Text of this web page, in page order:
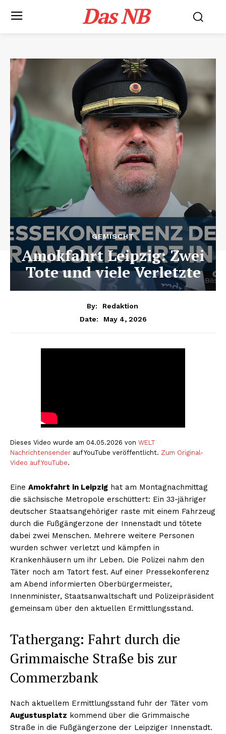
Das NB
GEMISCHT
Amokfahrt Leipzig: Zwei
Tote und viele Verletzte
By:
Redaktion
Date:
May 4, 2026
Dieses Video wurde am 04.05.2026 von WELT
Nachrichtensender auf YouTube veröffentlicht. Zum Original-
Video auf YouTube.
Eine Amokfahrt in Leipzig hat am Montagnachmittag
die sächsische Metropole erschüttert: Ein 33-jähriger
deutscher Staatsangehöriger raste mit einem Fahrzeug
durch die Fußgängerzone der Innenstadt und tötete
dabei zwei Menschen. Mehrere weitere Personen
wurden schwer verletzt und kämpfen in
Krankenhäusern um ihr Leben. Die Polizei nahm den
Täter noch am Tatort fest. Auf einer Pressekonferenz
am Abend informierten Oberbürgermeister,
Innenminister, Staatsanwaltschaft und Polizeipräsident
gemeinsam über den aktuellen Ermittlungsstand.
Tathergang: Fahrt durch die
Grimmaische Straße bis zur
Commerzbank
Nach aktuellem Ermittlungsstand fuhr der Täter vom
Augustusplatz kommend über die Grimmaische
Straße in die Fußgängerzone der Leipziger Innenstadt.